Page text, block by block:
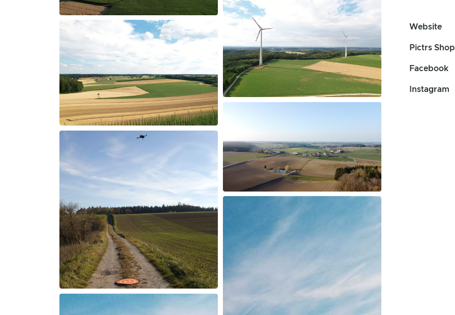
Website
Pictrs Shop
Facebook
Instagram